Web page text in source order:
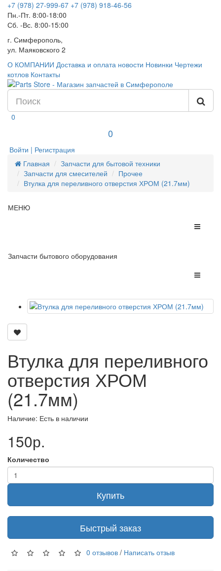
+7 (978) 27-999-67 +7 (978) 918-46-56
Пн.-Пт. 8:00-18:00
Сб. -Вс. 8:00-15:00
г. Симферополь,
ул. Маяковского 2
О КОМПАНИИ Доставка и оплата новости Новинки Чертежи
котлов Контакты
0
0
Войти | Регистрация
Главная
Запчасти для бытовой техники
Запчасти для смесителей
Прочее
Втулка для переливного отверстия ХРОМ (21.7мм)
МЕНЮ
Запчасти бытового оборудования
Втулка для переливного
отверстия ХРОМ
(21.7мм)
Наличие: Есть в наличии
150р.
Количество
Купить
Быстрый заказ
0 отзывов / Написать отзыв